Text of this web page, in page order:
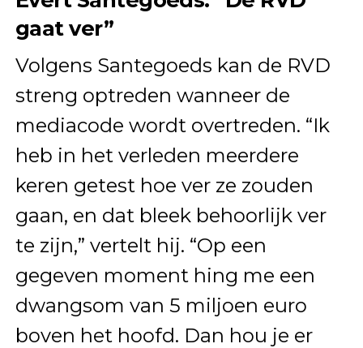
gaat ver”
Volgens Santegoeds kan de RVD
streng optreden wanneer de
mediacode wordt overtreden. “Ik
heb in het verleden meerdere
keren getest hoe ver ze zouden
gaan, en dat bleek behoorlijk ver
te zijn,” vertelt hij. “Op een
gegeven moment hing me een
dwangsom van 5 miljoen euro
boven het hoofd. Dan hou je er